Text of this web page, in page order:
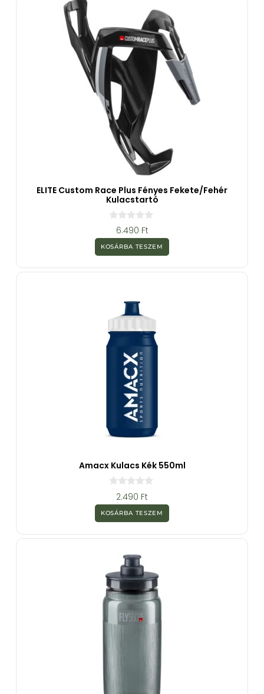
ELITE Custom Race Plus Fényes Fekete/Fehér
Kulacstartó
z
5
b
6.490 Ft
KOSÁRBA TESZEM
Amacx Kulacs Kék 550ml
z
5
b
2.490 Ft
KOSÁRBA TESZEM